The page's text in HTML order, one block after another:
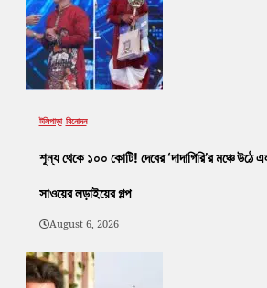
টলিপাড়া বিনোদন
শূন্য থেকে ১০০ কোটি! দেবের ‘দাদাগিরি’র মঞ্চে উঠে
সাওয়ের লড়াইয়ের গল্প
August 6, 2026